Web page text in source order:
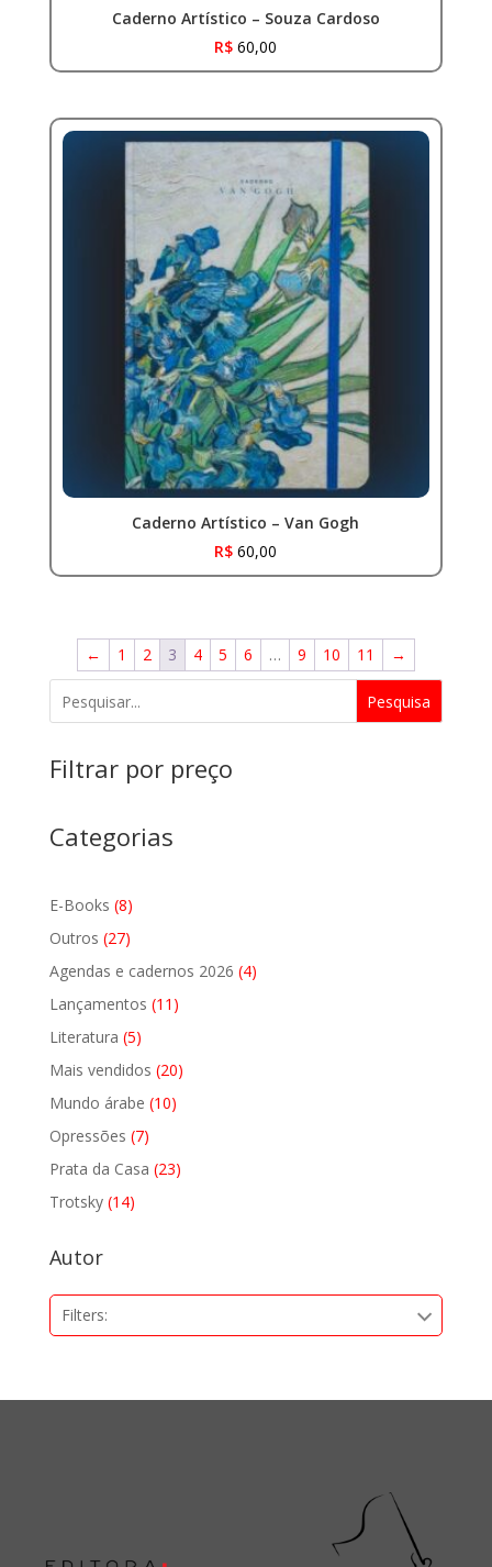
Caderno Artístico – Souza Cardoso
R$ 60,00
Caderno Artístico – Van Gogh
R$ 60,00
← 1 2 3 4 5 6 … 9 10 11 →
Pesquisa
Filtrar por preço
Categorias
E-Books 88
produtos
Outros 2727
produtos
Agendas e cadernos 2026 44
Lançamentos 11 11
Literatura 55
produtos
Mais vendidos 2020
Mundo árabe 1010
Opressões 77
produtos
Prata da Casa 2323
Trotsky 1414
Autor
Filters: